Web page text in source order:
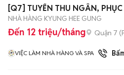
[Q7] TUYỂN THU NGÂN,
NHÀ HÀNG KYUNG HEE GUNG
Đến 12 triệu/tháng Quận 7 (
VIỆC LÀM NHÀ HÀNG VÀ SPA 1đã bán